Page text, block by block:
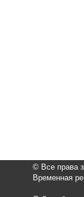
© Все права
Временная